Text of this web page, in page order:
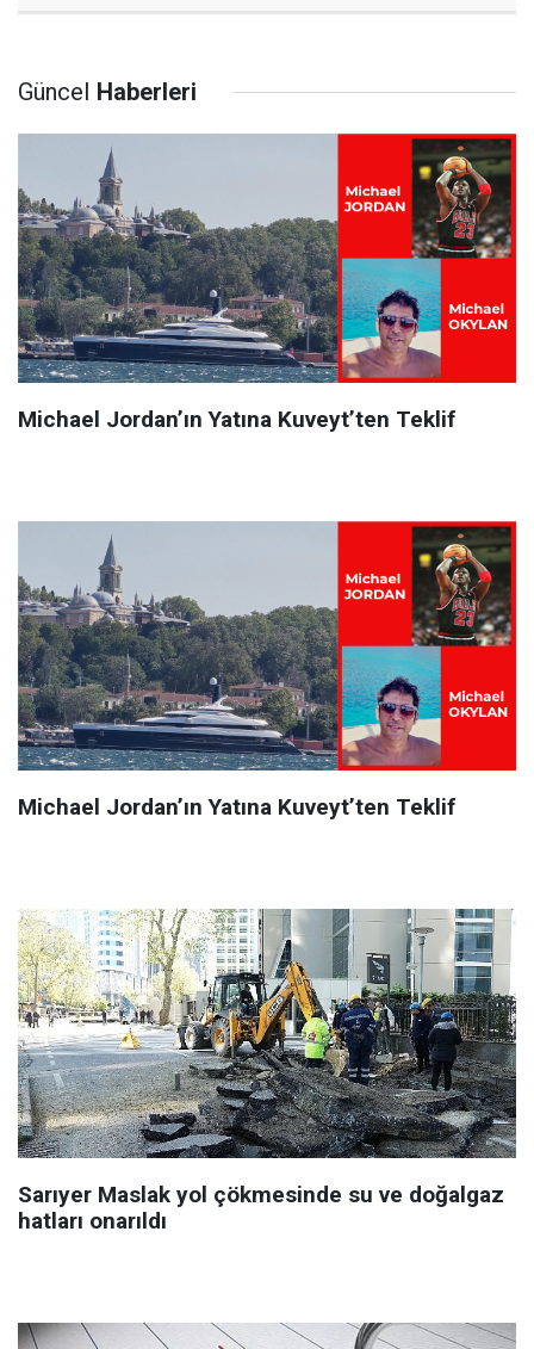
Güncel Haberleri
Michael Jordan’ın Yatına Kuveyt’ten Teklif
Michael Jordan’ın Yatına Kuveyt’ten Teklif
Sarıyer Maslak yol çökmesinde su ve doğalgaz
hatları onarıldı